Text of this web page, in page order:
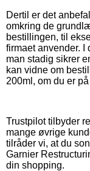
Dertil er det
omkring de
bestillingen, til
firmaet anvender. I
man stadig sikrer
kan vidne om
200ml, om du er
Trustpilot tilbyder
mange øvrige
tilråder vi, at du
Garnier
din shopping.